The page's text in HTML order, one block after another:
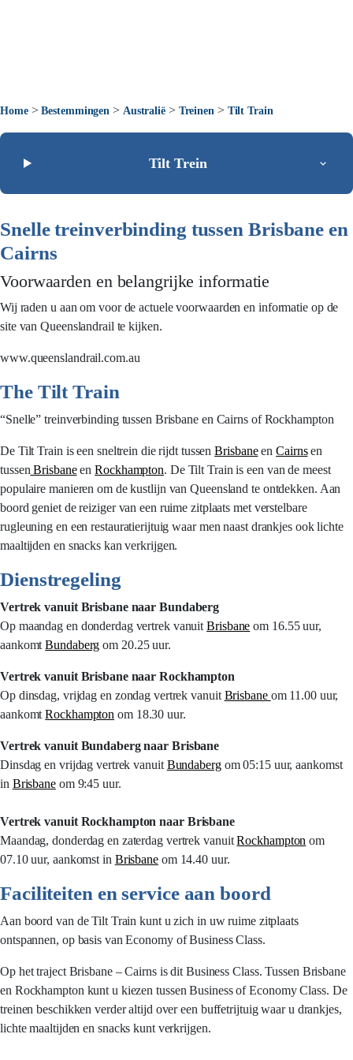
Home>Bestemmingen > Australië> Treinen > Tilt Train
Tilt Trein
Snelle treinverbinding tussen Brisbane en
Cairns
Voorwaarden en belangrijke informatie
Wij raden u aan om voor de actuele voorwaarden en informatie op de
site van Queenslandrail te kijken.
www.queenslandrail.com.au
The Tilt Train
“Snelle” treinverbinding tussen Brisbane en Cairns of Rockhampton
De Tilt Train is een sneltrein die rijdt tussenBrisbaneenCairnsen
tussen BrisbaneenRockhampton. De Tilt Train is een van de meest
populaire manieren om de kustlijn van Queensland te ontdekken. Aan
boord geniet de reiziger van een ruime zitplaats met verstelbare
rugleuning en een restauratierijtuig waar men naast drankjes ook lichte
maaltijden en snacks kan verkrijgen.
Dienstregeling
Vertrek vanuit Brisbane naar Bundaberg
Op maandag en donderdag vertrek vanuitBrisbane om 16.55 uur,
aankomtBundaberg om 20.25 uur.
Vertrek vanuit Brisbane naar Rockhampton
Op dinsdag, vrijdag en zondag vertrek vanuit Brisbane om 11.00 uur,
aankomtRockhampton om 18.30 uur.
Vertrek vanuit Bundaberg naar Brisbane
Dinsdag en vrijdag vertrek vanuit Bundabergom 05:15 uur, aankomst
in Brisbaneom 9:45 uur.
Vertrek vanuit Rockhampton naar Brisbane
Maandag, donderdag en zaterdag vertrek vanuitRockhampton om
07.10 uur, aankomst in Brisbaneom 14.40 uur.
Faciliteiten en service aan boord
Aan boord van de Tilt Train kunt u zich in uw ruime zitplaats
ontspannen, op basis van Economy of Business Class.
Op het traject Brisbane – Cairns is dit Business Class. Tussen Brisbane
en Rockhampton kunt u kiezen tussen Business of Economy Class. De
treinen beschikken verder altijd over een buffetrijtuig waar u drankjes,
lichte maaltijden en snacks kunt verkrijgen.